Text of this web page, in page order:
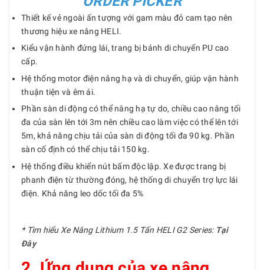
Thiết kế vẻ ngoài ấn tượng với gam màu đỏ cam tạo nên
thương hiệu xe nâng HELI.
Kiểu vận hành đứng lái, trang bị bánh di chuyển PU cao
cấp.
Hệ thống motor điện nâng hạ và di chuyển, giúp vận hành
thuận tiện và êm ái.
Phần sàn di động có thể nâng hạ tự do, chiều cao nâng tối
đa của sàn lên tới 3m nên chiều cao làm việc có thể lên tới
5m, khả năng chịu tải của sàn di động tối đa 90 kg. Phần
sàn cố định có thể chịu tải 150 kg.
Hệ thống điều khiển nút bấm độc lập. Xe được trang bị
phanh điện từ thường đóng, hệ thống di chuyển trợ lực lái
điện. Khả năng leo dốc tối đa 5%
* Tìm hiểu Xe Nâng Lithium 1.5 Tấn HELI G2 Series: Tại
Đây